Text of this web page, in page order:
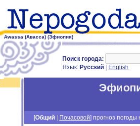
Awassa (Авасса) (Эфиопия)
Поиск города:
Язык: Русский English
[Общий Почасовой] прогноз погоды